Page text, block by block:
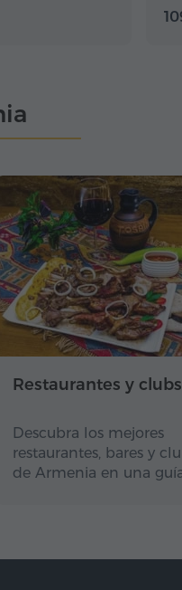
Restaurantes y clubs
Descubra los mejores
restaurantes, bares y
de Armenia en una